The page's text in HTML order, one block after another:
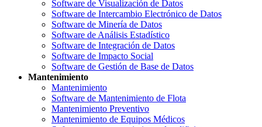
Software de Visualización de Datos
Software de Intercambio Electrónico de Datos
Software de Minería de Datos
Software de Análisis Estadístico
Software de Integración de Datos
Software de Impacto Social
Software de Gestión de Base de Datos
Mantenimiento
Mantenimiento
Software de Mantenimiento de Flota
Mantenimiento Preventivo
Mantenimiento de Equipos Médicos